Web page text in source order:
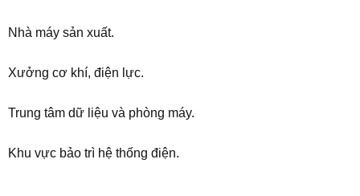
Nhà máy sản xuất.
Xưởng cơ khí, điện lực.
Trung tâm dữ liệu và phòng máy.
Khu vực bảo trì hệ thống điện.